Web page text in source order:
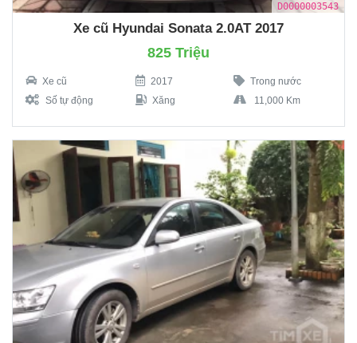
D0000003543
Xe cũ Hyundai Sonata 2.0AT 2017
825 Triệu
Xe cũ 2017
Trong nước
Số tự động
Xăng 11,000 Km